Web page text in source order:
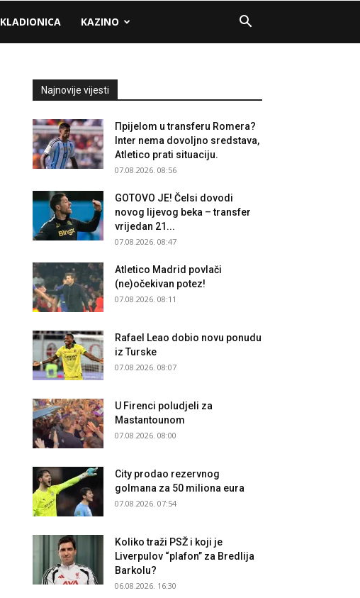
KLADIONICA KAZINO
Najnovije vijesti
Прijelom u transferu Romera?
Inter nema dovoljno sredstava,
Atletico prati situaciju.
07.08.2026. 08:56
GOTOVO JE! Čelsi dovodi
novog lijevog beka – transfer
vrijedan 21...
07.08.2026. 08:47
Atletico Madrid povlači
(ne)očekivan potez!
07.08.2026. 08:11
Rafael Leao dobio novu ponudu
iz Turske
07.08.2026. 08:07
U Firenci poludjeli za
Mastantounom
07.08.2026. 08:00
City prodao rezervnog
golmana za 50 miliona eura
07.08.2026. 07:54
Koliko traži PSŽ i koji je
Liverpulov “plafon” za Bredlija
Barkolu?
06.08.2026. 16:30